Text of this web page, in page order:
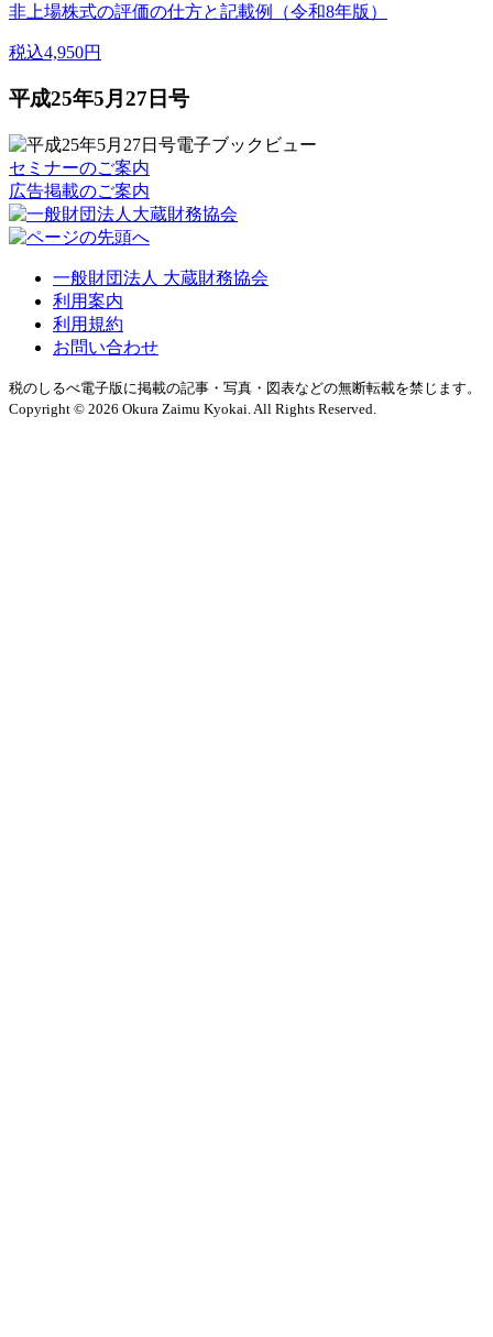
非上場株式の評価の仕方と記載例（令和8年版）
税込4,950円
平成25年5月27日号
セミナーのご案内
広告掲載のご案内
一般財団法人 大蔵財務協会
利用案内
利用規約
お問い合わせ
税のしるべ電子版に掲載の記事・写真・図表などの無断転載を禁じます。
Copyright © 2026 Okura Zaimu Kyokai. All Rights Reserved.